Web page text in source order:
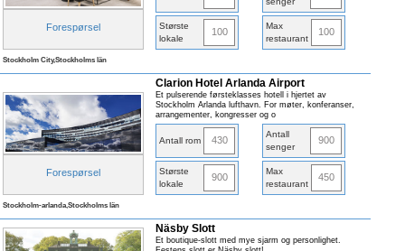
Forespørsel
Største
lokale
100
Max
restaurant
100
Stockholm City,Stockholms län
Forespørsel
Clarion Hotel Arlanda Airport
Et pulserende førsteklasses hotell i hjertet av
Stockholm Arlanda lufthavn. For møter, konferanser,
arrangementer, kongresser og o
Antall rom 430
Antall
senger
900
Største
lokale
900
Max
restaurant
450
Stockholm-arlanda,Stockholms län
Näsby Slott
Et boutique-slott med mye sjarm og personlighet.